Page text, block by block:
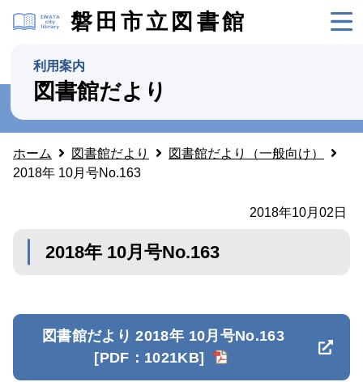
磐田市立図書館
利用案内
図書館だより
ホーム 図書館だより
図書館だより（一般向け）
2018年 10月号No.163
2018年10月02日
2018年 10月号No.163
図書館だより 2018年 10月号No.163
[PDF：1021KB]